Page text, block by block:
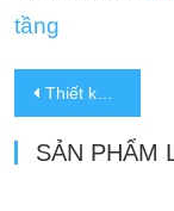
tầng
Thiết kế nhà 4 tầng 5 x18m 4 phòng ngủ hiện đại tại Quận 12
SẢN PHẨM